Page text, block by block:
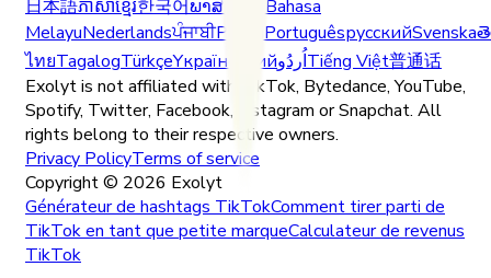
日本語ភាសាខ្មែរ한국어ພາສາລາວ Bahasa
MelayuNederlandsਪੰਜਾਬੀPolski PortuguêsрусскийSvenska
ไทยTagalogTürkçeYкраїнськийاُردُوTiếng Việt普通话
Exolyt is not affiliated with TikTok, Bytedance, YouTube,
Spotify, Twitter, Facebook, Instagram or Snapchat. All
rights belong to their respective owners.
Privacy PolicyTerms of service
Copyright © 2026 Exolyt
Générateur de hashtags TikTokComment tirer parti de
TikTok en tant que petite marqueCalculateur de revenus
TikTok